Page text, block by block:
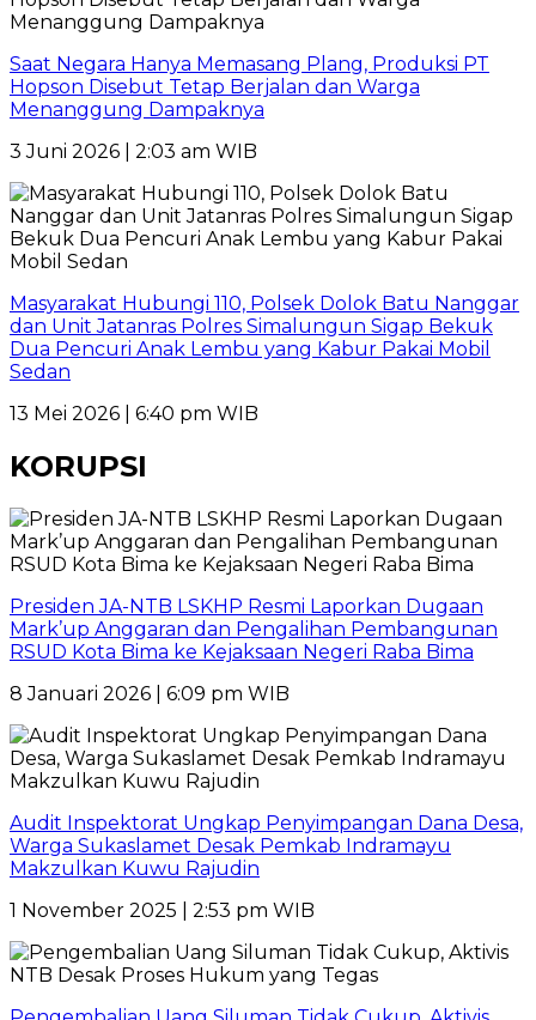
Saat Negara Hanya Memasang Plang, Produksi PT
Hopson Disebut Tetap Berjalan dan Warga
Menanggung Dampaknya
3 Juni 2026 | 2:03 am WIB
Masyarakat Hubungi 110, Polsek Dolok Batu Nanggar
dan Unit Jatanras Polres Simalungun Sigap Bekuk
Dua Pencuri Anak Lembu yang Kabur Pakai Mobil
Sedan
13 Mei 2026 | 6:40 pm WIB
KORUPSI
Presiden JA-NTB LSKHP Resmi Laporkan Dugaan
Mark’up Anggaran dan Pengalihan Pembangunan
RSUD Kota Bima ke Kejaksaan Negeri Raba Bima
8 Januari 2026 | 6:09 pm WIB
Audit Inspektorat Ungkap Penyimpangan Dana Desa,
Warga Sukaslamet Desak Pemkab Indramayu
Makzulkan Kuwu Rajudin
1 November 2025 | 2:53 pm WIB